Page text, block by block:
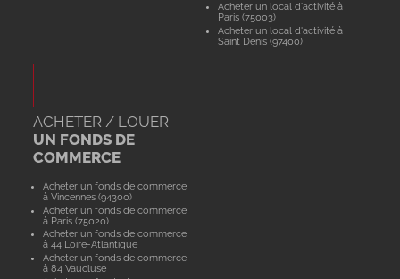
Acheter un local d'activité à
Paris (75003)
Acheter un local d'activité à
Saint Denis (97400)
ACHETER / LOUER
UN FONDS DE
COMMERCE
Acheter un fonds de commerce
à Vincennes (94300)
Acheter un fonds de commerce
à Paris (75020)
Acheter un fonds de commerce
à 44 Loire-Atlantique
Acheter un fonds de commerce
à 84 Vaucluse